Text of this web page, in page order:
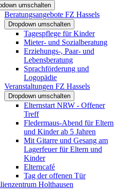
umschalten
Beratungsangebote FZ Hassels
Dropdown umschalten
Tagespflege für Kinder
Mieter- und Sozialberatung
Erziehungs-, Paar- und
Lebensberatung
Sprachförderung und
Logopädie
Veranstaltungen FZ Hassels
Dropdown umschalten
Elternstart NRW - Offener
Treff
Fledermaus-Abend für Eltern
und Kinder ab 5 Jahren
Mit Gitarre und Gesang am
Lagerfeuer für Eltern und
Kinder
Elterncafé
Tag der offenen Tür
Holthausen